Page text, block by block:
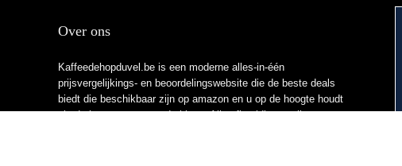
Over ons
Kaffeedehopduvel.be is een moderne alles-in-één
prijsvergelijkings- en beoordelingswebsite die de beste deals
biedt die beschikbaar zijn op amazon en u op de hoogte houdt
via de laatst toegevoegde blogs. Alle afbeeldingen zijn